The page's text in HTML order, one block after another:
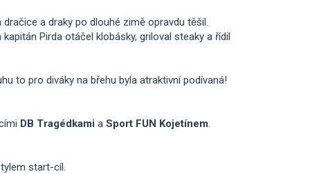
a draky po dlouhé zimě opravdu těšil.
Pirda otáčel klobásky, griloval steaky a řídil
to pro diváky na břehu byla atraktivní podívaná!
DB Tragédkami a Sport FUN Kojetínem
start-cíl.